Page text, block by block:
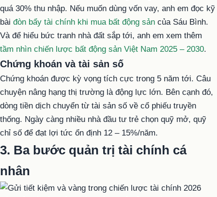
quá 30% thu nhập. Nếu muốn dùng vốn vay, anh em đọc kỹ
bài đòn bẩy tài chính khi mua bất động sản của Sáu Bình.
Và để hiểu bức tranh nhà đất sắp tới, anh em xem thêm
tầm nhìn chiến lược bất động sản Việt Nam 2025 – 2030.
Chứng khoán và tài sản số
Chứng khoán được kỳ vọng tích cực trong 5 năm tới. Câu
chuyện nâng hạng thị trường là động lực lớn. Bên cạnh đó,
dòng tiền dịch chuyển từ tài sản số về cổ phiếu truyền
thống. Ngày càng nhiều nhà đầu tư trẻ chọn quỹ mở, quỹ
chỉ số để đạt lợi tức ổn định 12 – 15%/năm.
3. Ba bước quản trị tài chính cá
nhân